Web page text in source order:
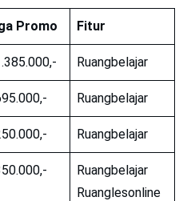
Promo Fitur
Ruangbelajar
Ruangbelajar
Ruangbelajar
Ruangbelajar
Ruanglesonline